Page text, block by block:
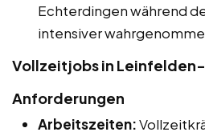
Echterdingen während
intensiver
Vollzeitjobs in
Anforderungen
Arbeitszeiten: